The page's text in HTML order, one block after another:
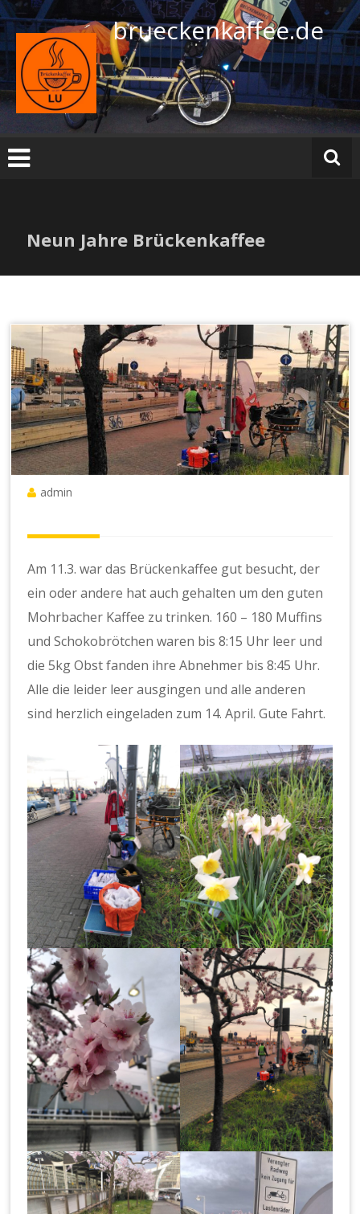
Zum
Inhalt
springen
brueckenkaffee.de
Neun Jahre Brückenkaffee
admin
Am 11.3. war das Brückenkaffee gut besucht, der
ein oder andere hat auch gehalten um den guten
Mohrbacher Kaffee zu trinken. 160 – 180 Muffins
und Schokobrötchen waren bis 8:15 Uhr leer und
die 5kg Obst fanden ihre Abnehmer bis 8:45 Uhr.
Alle die leider leer ausgingen und alle anderen
sind herzlich eingeladen zum 14. April. Gute Fahrt.